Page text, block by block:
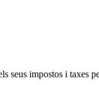
seus impostos i taxes